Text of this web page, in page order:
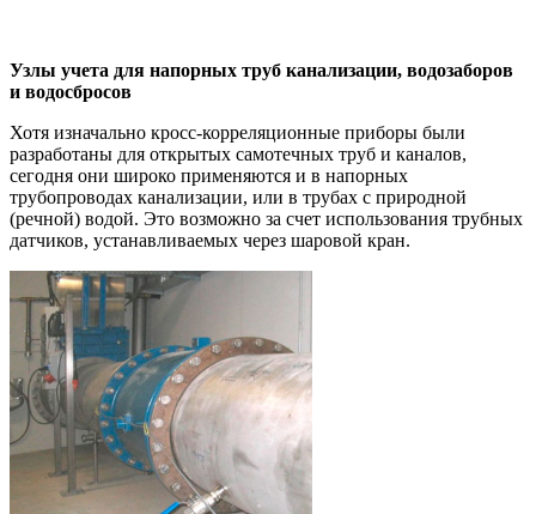
Узлы учета для напорных труб канализации, водозаборов
и водосбросов
Хотя изначально кросс-корреляционные приборы были
разработаны для открытых самотечных труб и каналов,
сегодня они широко применяются и в напорных
трубопроводах канализации, или в трубах с природной
(речной) водой. Это возможно за счет использования трубных
датчиков, устанавливаемых через шаровой кран.